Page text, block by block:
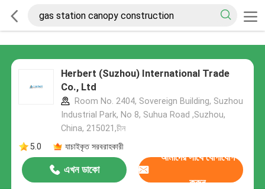
Herbert (Suzhou) International Trade
Co., Ltd
Room No. 2404, Sovereign Building, Suzhou
Industrial Park, No 8, Suhua Road ,Suzhou,
China, 215021,চীন
5.0
যাচাইকৃত সরবরাহকারী
এখন ডাকো
আমাদের সাথে যোগাযোগ
করুন